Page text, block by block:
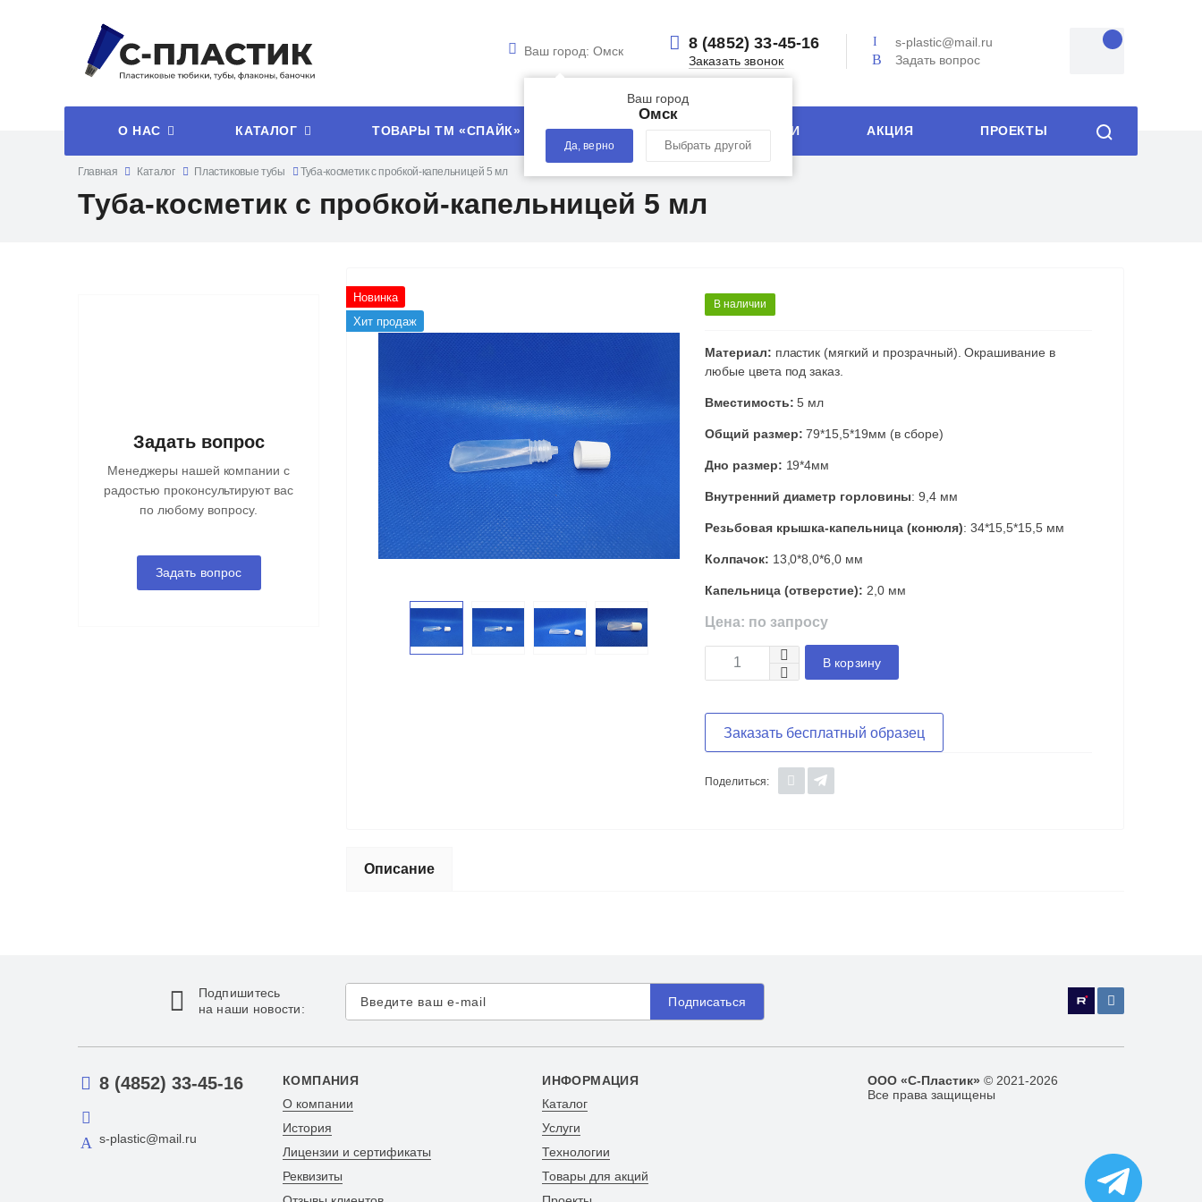
Ваш город: Омск
Ваш город
Омск
Да, верно Выбрать другой
8 (4852) 33-45-16
Заказать звонок
s-plastic@mail.ru
Задать вопрос
О НАС КАТАЛОГ ТОВАРЫ ТМ «СПАЙК» УСЛУГИ ТЕХНОЛОГИИ АКЦИЯ ПРОЕКТЫ
Главная Каталог Пластиковые тубы Туба-косметик с пробкой-капельницей 5 мл
Туба-косметик с пробкой-капельницей 5 мл
Задать вопрос
Менеджеры нашей компании с
радостью проконсультируют вас
по любому вопросу.
Задать вопрос
Новинка
Хит продаж
В наличии
Материал: пластик (мягкий и прозрачный). Окрашивание в
любые цвета под заказ.
Вместимость: 5 мл
Общий размер:79*15,5*19мм (в сборе)
Дно размер: 19*4мм
Внутренний диаметр горловины: 9,4 мм
Резьбовая крышка-капельница (конюля): 34*15,5*15,5 мм
Колпачок: 13,0*8,0*6,0 мм
Капельница (отверстие): 2,0 мм
Цена: по запросу
В корзину
Заказать бесплатный образец
Поделиться:
Описание
Подпишитесь
на наши новости:
Подписаться
8 (4852) 33-45-16
s-plastic@mail.ru
КОМПАНИЯ
О компании
История
Лицензии и сертификаты
Реквизиты
ИНФОРМАЦИЯ
Каталог
Услуги
Технологии
Товары для акций
ООО «С-Пластик» © 2021-2026
Все права защищены